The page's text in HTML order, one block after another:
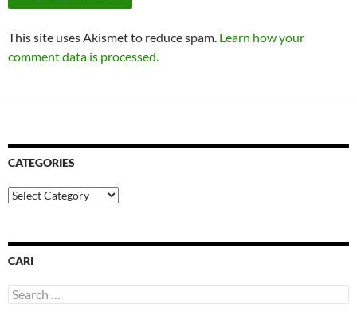
This site uses Akismet to reduce spam. Learn how your
comment data is processed.
CATEGORIES
Categories
CARI
Search
for: